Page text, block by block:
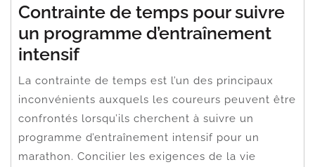
Contrainte de temps pour suivre
un programme d’entraînement
intensif
La contrainte de temps est l’un des principaux
inconvénients auxquels les coureurs peuvent être
confrontés lorsqu’ils cherchent à suivre un
programme d’entraînement intensif pour un
marathon. Concilier les exigences de la vie